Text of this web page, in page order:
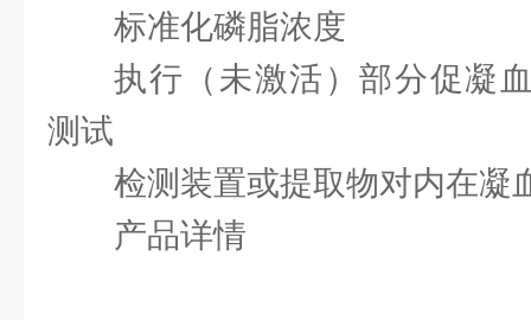
标准化磷脂浓度
执行（未激活）部分促凝
测试
检测装置或提取物对内在凝
产品详情